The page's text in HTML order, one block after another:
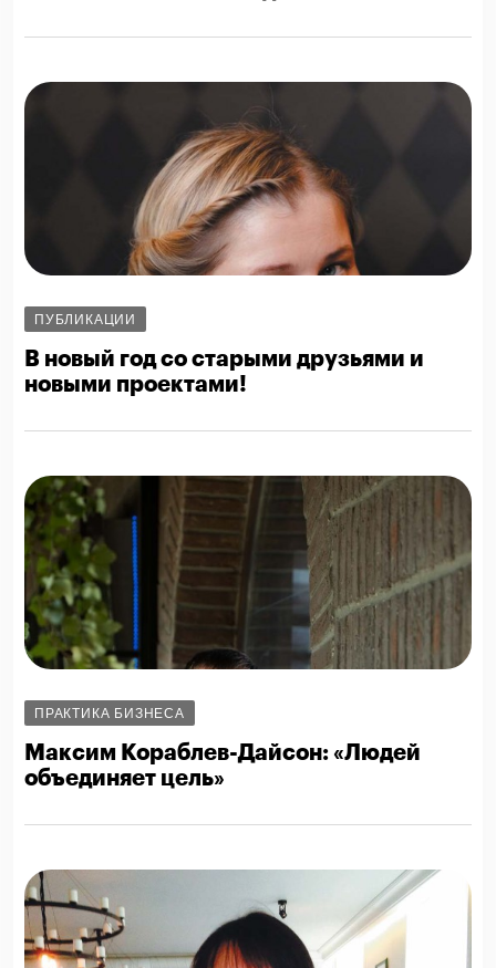
ПУБЛИКАЦИИ
В новый год со старыми друзьями и
новыми проектами!
ПРАКТИКА БИЗНЕСА
Максим Кораблев-Дайсон: «Людей
объединяет цель»